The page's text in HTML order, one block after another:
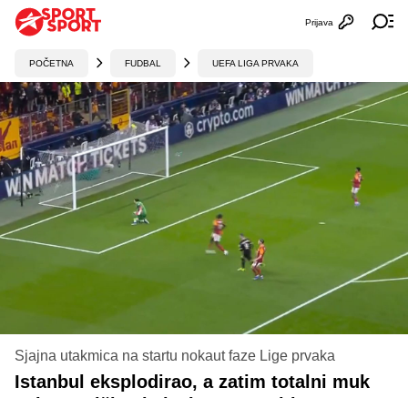
Otvori
Prijava
POČETNA FUDBAL UEFA LIGA PRVAKA
Sjajna utakmica na startu nokaut faze Lige prvaka
Istanbul eksplodirao, a zatim totalni muk